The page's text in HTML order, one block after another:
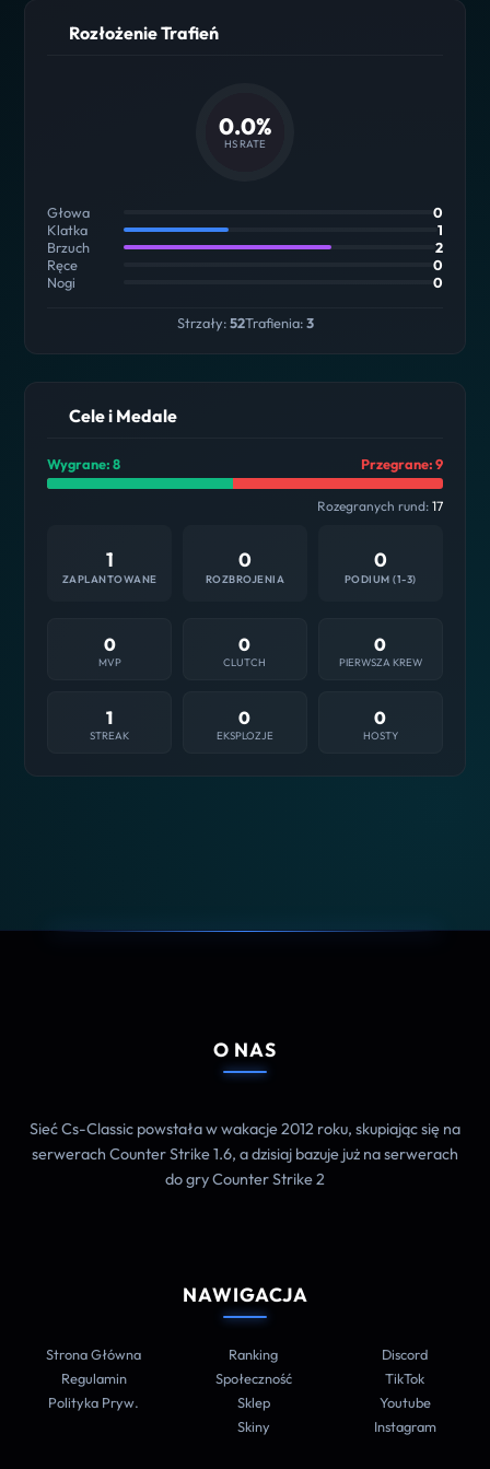
Rozłożenie Trafień
0.0%
HS RATE
Głowa
0
Klatka
1
Brzuch
2
Ręce
0
Nogi
0
Strzały:52Trafienia:3
Cele i Medale
Wygrane: 8 Przegrane: 9
Rozegranych rund: 17
1
ZAPLANTOWANE
0
ROZBROJENIA
0
PODIUM (1-3)
0
MVP
0
CLUTCH
0
PIERWSZA KREW
1
STREAK
0
EKSPLOZJE
0
HOSTY
O NAS
Sieć Cs-Classic powstała w wakacje 2012 roku, skupiając się na
serwerach Counter Strike 1.6, a dzisiaj bazuje już na serwerach
do gry Counter Strike 2
NAWIGACJA
Strona Główna
Regulamin
Polityka Pryw.
Ranking
Społeczność
Sklep
Skiny
Discord
TikTok
Youtube
Instagram